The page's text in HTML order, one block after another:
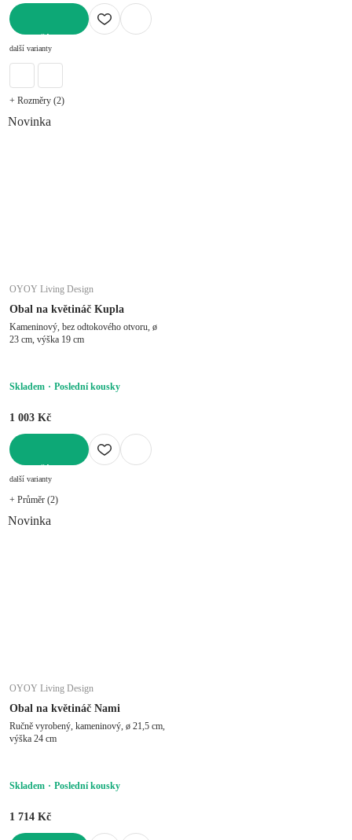
další varianty
+ Rozměry (2)
Novinka
OYOY Living Design
Obal na květináč Kupla
Kameninový, bez odtokového otvoru, ø
23 cm, výška 19 cm
Skladem Poslední kousky
1 003 Kč
další varianty
+ Průměr (2)
Novinka
OYOY Living Design
Obal na květináč Nami
Ručně vyrobený, kameninový, ø 21,5 cm,
výška 24 cm
Skladem Poslední kousky
1 714 Kč